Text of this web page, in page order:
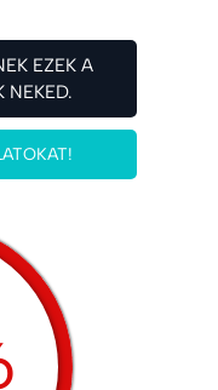
EZEK A
NEKED.